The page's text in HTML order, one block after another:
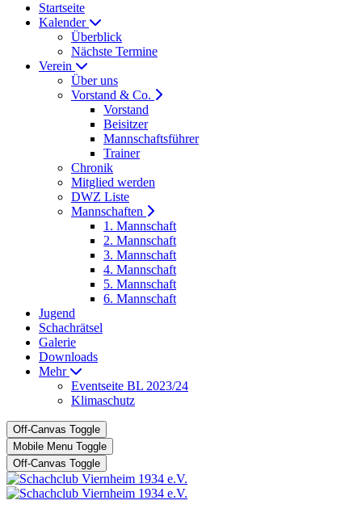
Startseite
Kalender
Überblick
Nächste Termine
Verein
Über uns
Vorstand & Co.
Vorstand
Beisitzer
Mannschaftsführer
Trainer
Chronik
Mitglied werden
DWZ Liste
Mannschaften
1. Mannschaft
2. Mannschaft
3. Mannschaft
4. Mannschaft
5. Mannschaft
6. Mannschaft
Jugend
Schachrätsel
Galerie
Downloads
Mehr
Eventseite BL 2023/24
Klimaschutz
Off-Canvas Toggle
Mobile Menu Toggle
Off-Canvas Toggle